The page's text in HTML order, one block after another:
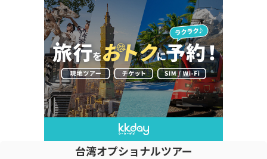
台湾オプショナルツアー